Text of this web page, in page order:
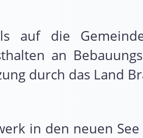
auf die
an
durch das Land
in den neuen